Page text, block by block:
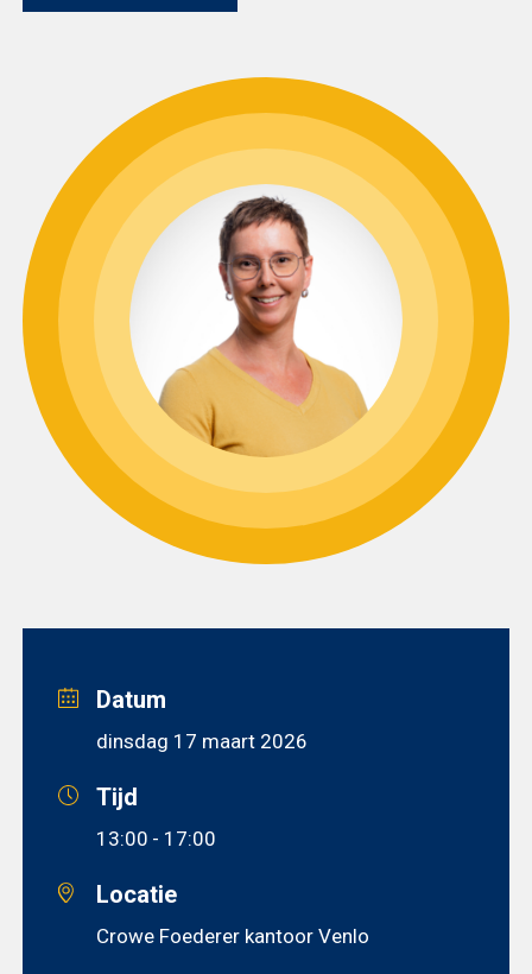
Datum
dinsdag 17 maart 2026
Tijd
13:00 - 17:00
Locatie
Crowe Foederer kantoor Venlo